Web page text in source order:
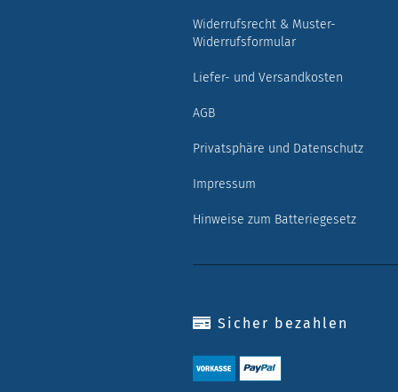
Widerrufsrecht & Muster-
Widerrufsformular
Liefer- und Versandkosten
AGB
Privatsphäre und Datenschutz
Impressum
Hinweise zum Batteriegesetz
Sicher bezahlen